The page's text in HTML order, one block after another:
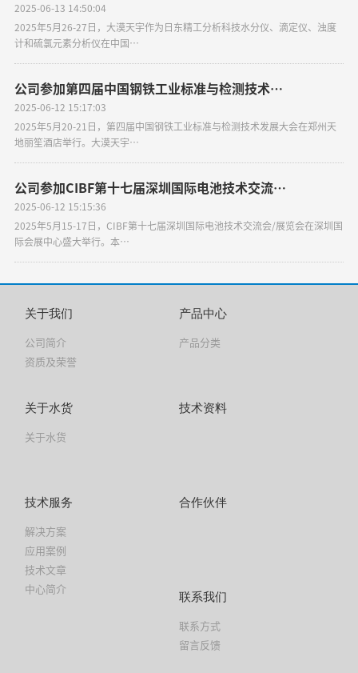
2025-06-13 14:50:04
2025年5月26-27日，大漠天宇作为日东精工分析科技水分仪、滴定仪、浊度
计和硫氯元素分析仪在中国…
公司参加第四届中国钢铁工业标准与检测技术…
2025-06-12 15:17:03
2025年5月20-21日，第四届中国钢铁工业标准与检测技术发展大会在郑州天
地丽笙酒店举行。大漠天宇…
公司参加CIBF第十七届深圳国际电池技术交流…
2025-06-12 15:15:36
2025年5月15-17日，CIBF第十七届深圳国际电池技术交流会/展览会在深圳国
际会展中心盛大举行。本…
关于我们
公司简介
资质及荣誉
产品中心
产品分类
关于水货
关于水货
技术资料
技术服务
解决方案
应用案例
技术文章
中心简介
合作伙伴
联系我们
联系方式
留言反馈